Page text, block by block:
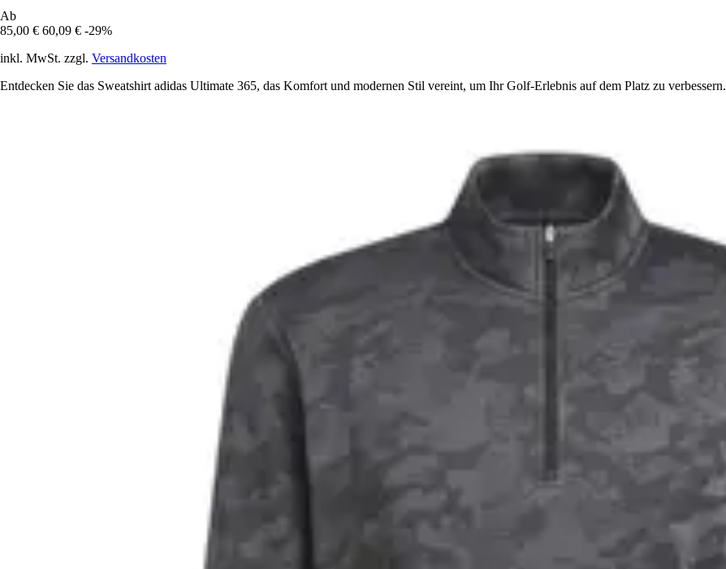
Ab
85,00 € 60,09 € -29%
inkl. MwSt. zzgl. Versandkosten
Entdecken Sie das Sweatshirt adidas Ultimate 365, das Komfort und modernen Stil vereint, um Ihr Golf-Erlebnis auf dem Platz zu verbessern.